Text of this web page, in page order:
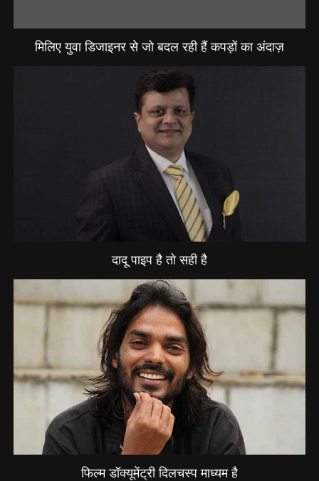
मिलिए युवा डिजाइनर से जो बदल रही हैं कपड़ों का अंदाज़
दादू पाइप है तो सही है
फिल्म डॉक्यूमेंट्री दिलचस्प माध्यम है